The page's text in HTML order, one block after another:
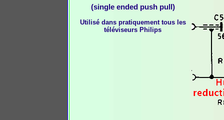
(single ended push pull)
Utilisé dans pratiquement tous les
téléviseurs Philips